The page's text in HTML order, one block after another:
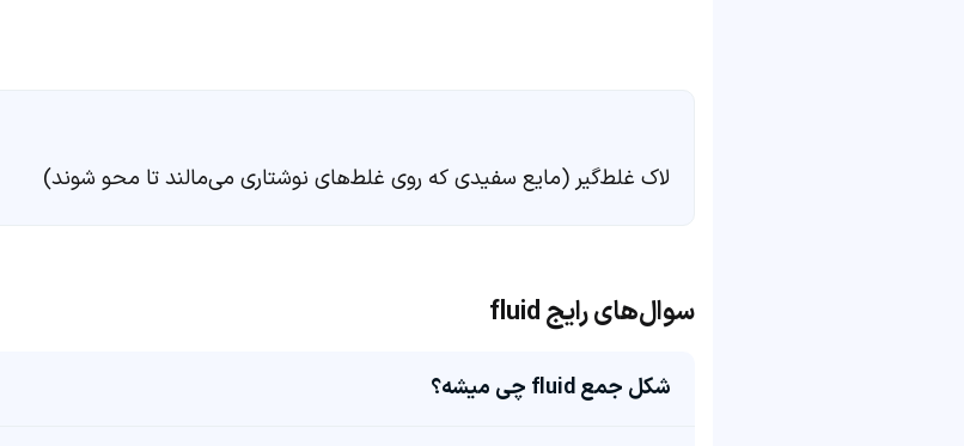
لاک غلط‌گیر (مایع سفیدی که روی غلط‌های نوشتاری می‌مالند تا محو شوند)
سوال‌های رایج fluid
شکل جمع fluid چی میشه؟